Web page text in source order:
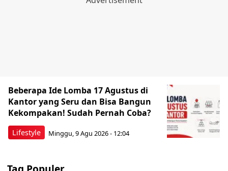
Lifestyle
Beberapa Ide Lomba 17 Agustus di
Kantor yang Seru dan Bisa Bangun
Kekompakan! Sudah Pernah Coba?
Minggu, 9 Agu 2026 - 12:04